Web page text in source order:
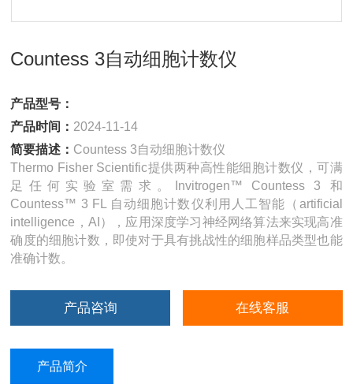
Countess 3自动细胞计数仪
产品型号：
产品时间： 2024-11-14
简要描述： Countess 3自动细胞计数仪
Thermo Fisher Scientific提供两种高性能细胞计数仪，可满
足任何实验室需求。Invitrogen™ Countess 3 和
Countess™ 3 FL 自动细胞计数仪利用人工智能（artificial
intelligence，AI），应用深度学习神经网络算法来实现高准
确度的细胞计数，即使对于具有挑战性的细胞样品类型也能
准确计数。
产品咨询 在线客服
产品简介